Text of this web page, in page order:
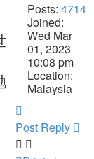
Posts: 4714
Joined:
Wed Mar
01, 2023
10:08 pm
Location:
Malaysia
Post Reply